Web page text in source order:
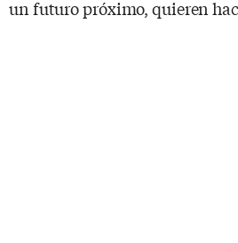
un futuro próximo, quieren